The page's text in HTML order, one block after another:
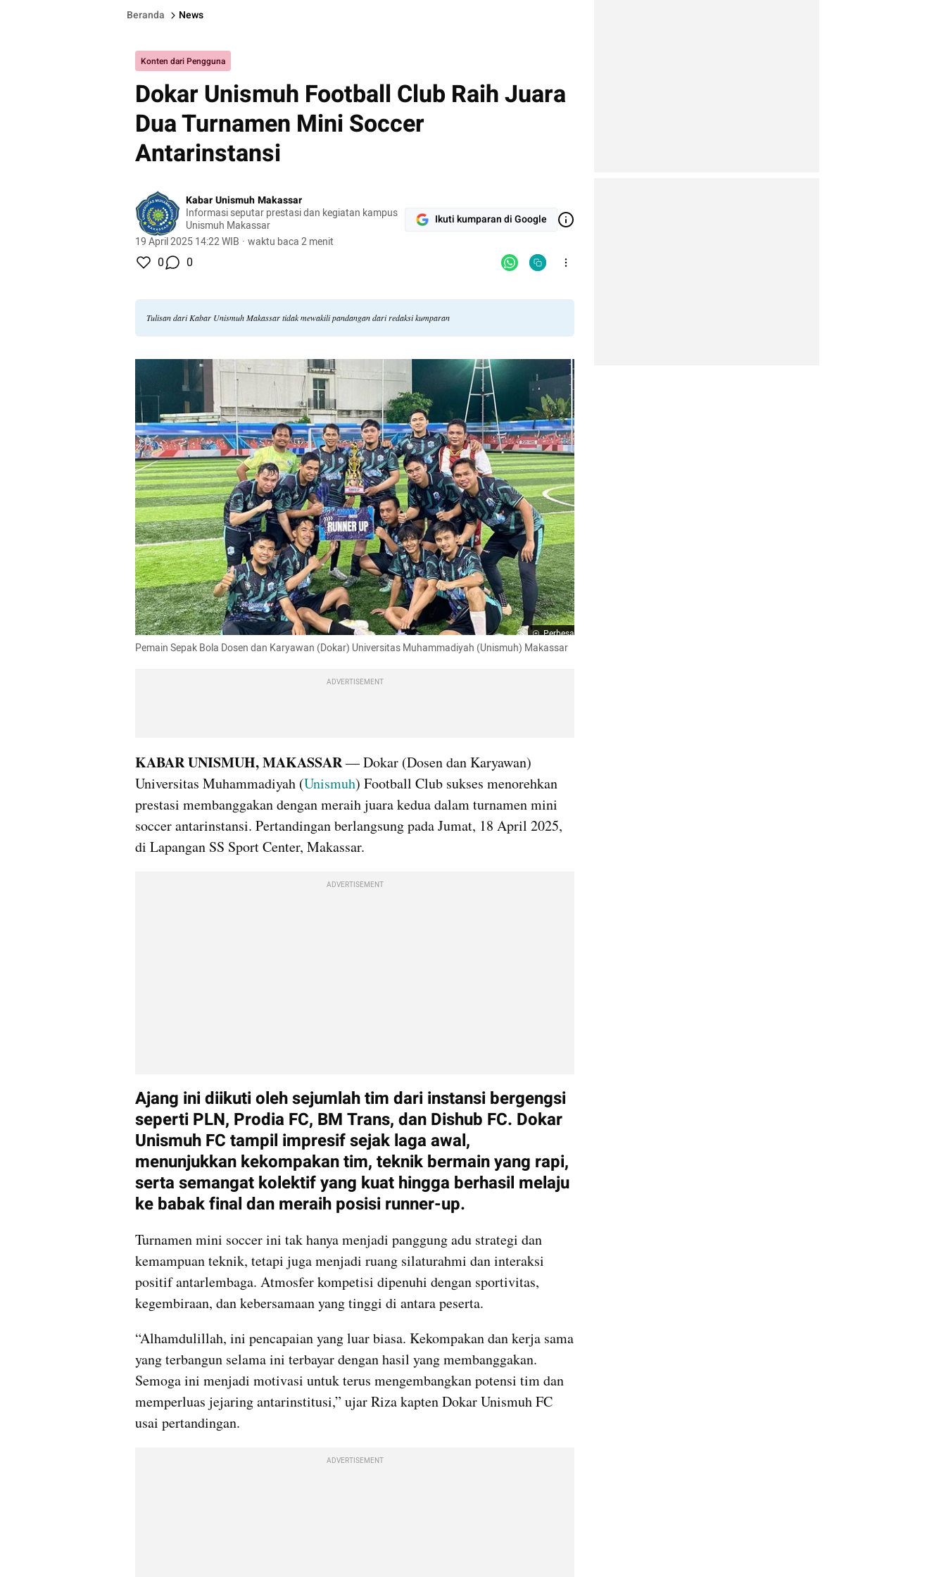
Beranda News
Konten dari Pengguna
Dokar Unismuh Football Club Raih Juara
Dua Turnamen Mini Soccer
Antarinstansi
Kabar Unismuh Makassar
Informasi seputar prestasi dan kegiatan kampus
Unismuh Makassar
19 April 2025 14:22 WIB · waktu baca 2 menit
Ikuti kumparan di Google
0 0
Tulisan dari Kabar Unismuh Makassar tidak mewakili pandangan dari redaksi kumparan
Perbesar
Pemain Sepak Bola Dosen dan Karyawan (Dokar) Universitas Muhammadiyah (Unismuh) Makassar
ADVERTISEMENT
KABAR UNISMUH, MAKASSAR — Dokar (Dosen dan Karyawan)
Universitas Muhammadiyah (Unismuh) Football Club sukses menorehkan
prestasi membanggakan dengan meraih juara kedua dalam turnamen mini
soccer antarinstansi. Pertandingan berlangsung pada Jumat, 18 April 2025,
di Lapangan SS Sport Center, Makassar.
ADVERTISEMENT
Ajang ini diikuti oleh sejumlah tim dari instansi bergengsi
seperti PLN, Prodia FC, BM Trans, dan Dishub FC. Dokar
Unismuh FC tampil impresif sejak laga awal,
menunjukkan kekompakan tim, teknik bermain yang rapi,
serta semangat kolektif yang kuat hingga berhasil melaju
ke babak final dan meraih posisi runner-up.
Turnamen mini soccer ini tak hanya menjadi panggung adu strategi dan
kemampuan teknik, tetapi juga menjadi ruang silaturahmi dan interaksi
positif antarlembaga. Atmosfer kompetisi dipenuhi dengan sportivitas,
kegembiraan, dan kebersamaan yang tinggi di antara peserta.
“Alhamdulillah, ini pencapaian yang luar biasa. Kekompakan dan kerja sama
yang terbangun selama ini terbayar dengan hasil yang membanggakan.
Semoga ini menjadi motivasi untuk terus mengembangkan potensi tim dan
memperluas jejaring antarinstitusi,” ujar Riza kapten Dokar Unismuh FC
usai pertandingan.
ADVERTISEMENT